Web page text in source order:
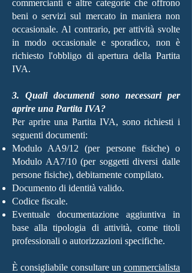
commercianti e altre categorie che offrono
beni o servizi sul mercato in maniera non
occasionale. Al contrario, per attività svolte
in modo occasionale e sporadico, non è
richiesto l'obbligo di apertura della Partita
IVA.
3. Quali documenti sono necessari per
aprire una Partita IVA?
Per aprire una Partita IVA, sono richiesti i
seguenti documenti:
Modulo AA9/12 (per persone fisiche) o
Modulo AA7/10 (per soggetti diversi dalle
persone fisiche), debitamente compilato.
Documento di identità valido.
Codice fiscale.
Eventuale documentazione aggiuntiva in
base alla tipologia di attività, come titoli
professionali o autorizzazioni specifiche.
È consigliabile consultare un commercialista